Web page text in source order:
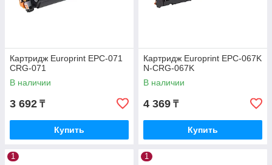
Картридж Europrint EPC-071
CRG-071
В наличии
3 692 ₸
Купить
Картридж Europrint EPC-067K
N-CRG-067K
В наличии
4 369 ₸
Купить
1 1